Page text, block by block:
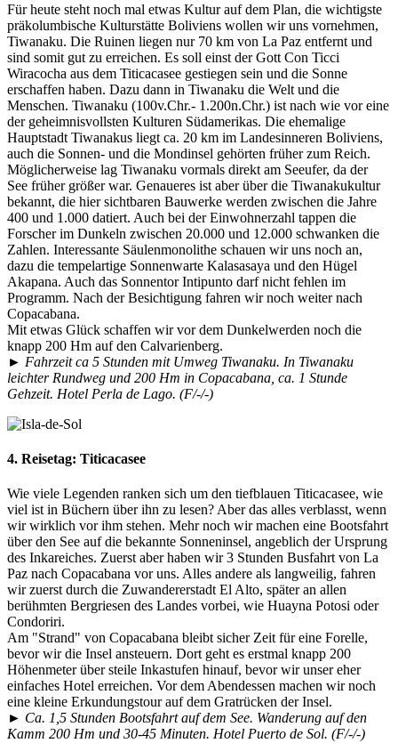
Für heute steht noch mal etwas Kultur auf dem Plan, die wichtigste
präkolumbische Kulturstätte Boliviens wollen wir uns vornehmen,
Tiwanaku. Die Ruinen liegen nur 70 km von La Paz entfernt und
sind somit gut zu erreichen. Es soll einst der Gott Con Ticci
Wiracocha aus dem Titicacasee gestiegen sein und die Sonne
erschaffen haben. Dazu dann in Tiwanaku die Welt und die
Menschen. Tiwanaku (100v.Chr.- 1.200n.Chr.) ist nach wie vor eine
der geheimnisvollsten Kulturen Südamerikas. Die ehemalige
Hauptstadt Tiwanakus liegt ca. 20 km im Landesinneren Boliviens,
auch die Sonnen- und die Mondinsel gehörten früher zum Reich.
Möglicherweise lag Tiwanaku vormals direkt am Seeufer, da der
See früher größer war. Genaueres ist aber über die Tiwanakukultur
bekannt, die hier sichtbaren Bauwerke werden zwischen die Jahre
400 und 1.000 datiert. Auch bei der Einwohnerzahl tappen die
Forscher im Dunkeln zwischen 20.000 und 12.000 schwanken die
Zahlen. Interessante Säulenmonolithe schauen wir uns noch an,
dazu die tempelartige Sonnenwarte Kalasasaya und den Hügel
Akapana. Auch das Sonnentor Intipunto darf nicht fehlen im
Programm. Nach der Besichtigung fahren wir noch weiter nach
Copacabana.
Mit etwas Glück schaffen wir vor dem Dunkelwerden noch die
knapp 200 Hm auf den Calvarienberg.
► Fahrzeit ca 5 Stunden mit Umweg Tiwanaku. In Tiwanaku
leichter Rundweg und 200 Hm in Copacabana, ca. 1 Stunde
Gehzeit. Hotel Perla de Lago. (F/-/-)
4. Reisetag: Titicacasee
Wie viele Legenden ranken sich um den tiefblauen Titicacasee, wie
viel ist in Büchern über ihn zu lesen? Aber das alles verblasst, wenn
wir wirklich vor ihm stehen. Mehr noch wir machen eine Bootsfahrt
über den See auf die bekannte Sonneninsel, angeblich der Ursprung
des Inkareiches. Zuerst aber haben wir 3 Stunden Busfahrt von La
Paz nach Copacabana vor uns. Alles andere als langweilig, fahren
wir zuerst durch die Zuwandererstadt El Alto, später an allen
berühmten Bergriesen des Landes vorbei, wie Huayna Potosi oder
Condoriri.
Am "Strand" von Copacabana bleibt sicher Zeit für eine Forelle,
bevor wir die Insel ansteuern. Dort geht es erstmal knapp 200
Höhenmeter über steile Inkastufen hinauf, bevor wir unser eher
einfaches Hotel erreichen. Vor dem Abendessen machen wir noch
eine kleine Erkundungstour auf dem Gratrücken der Insel.
► Ca. 1,5 Stunden Bootsfahrt auf dem See. Wanderung auf den
Kamm 200 Hm und 30-45 Minuten. Hotel Puerto de Sol. (F/-/-)